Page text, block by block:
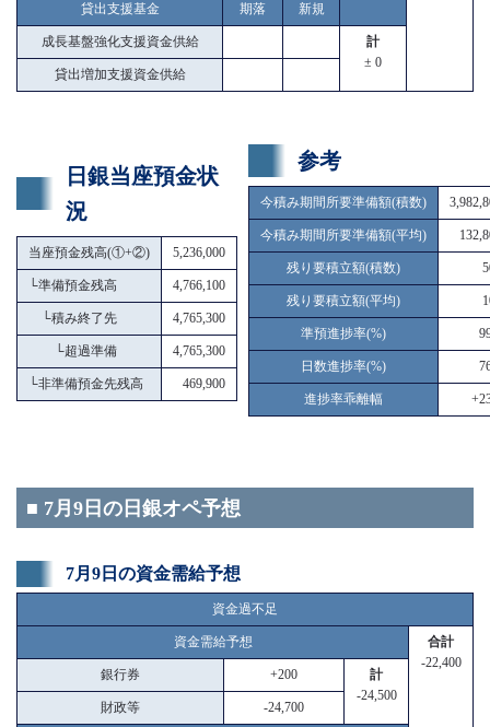
貸出支援基金 期落 新規
成長基盤強化支援資金供給
計
± 0
貸出増加支援資金供給
日銀当座預金状
況
当座預金残高(①+②) 5,236,000
└準備預金残高 4,766,100
└積み終了先 4,765,300
└超過準備 4,765,300
└非準備預金先残高 469,900
参考
今積み期間所要準備額(積数)
今積み期間所要準備額(平均)
残り要積立額(積数)
残り要積立額(平均)
準預進捗率(%)
日数進捗率(%)
進捗率乖離幅
■ 7月9日の日銀オペ予想
7月9日の資金需給予想
資金過不足
資金需給予想
合計
-22,400
銀行券 +200
計
-24,500
財政等 -24,700